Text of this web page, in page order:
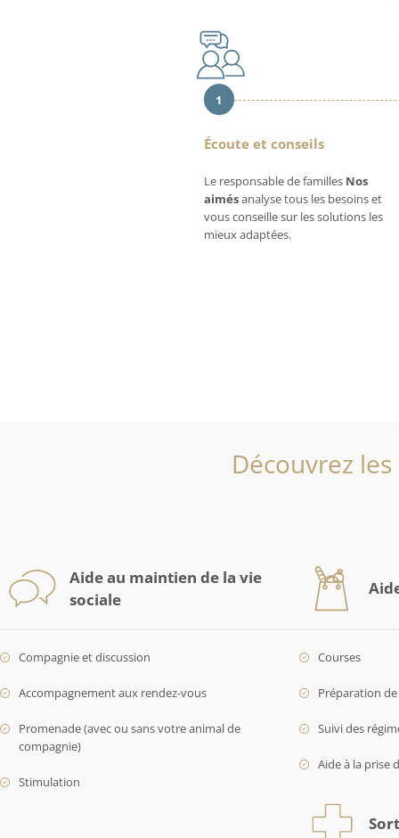
1
Écoute et conseils
Le responsable de familles Nos
aimésanalyse tous les besoins et
vous conseille sur les solutions les
mieux adaptées.
Découvrez
Aide au maintien de la vie
sociale
Compagnie et discussion
Accompagnement aux rendez-vous
Promenade (avec ou sans votre animal de
compagnie)
Stimulation
Courses
Préparation
Suivi des
Aide à la prise